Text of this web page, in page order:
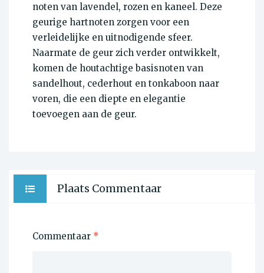
noten van lavendel, rozen en kaneel. Deze
geurige hartnoten zorgen voor een
verleidelijke en uitnodigende sfeer.
Naarmate de geur zich verder ontwikkelt,
komen de houtachtige basisnoten van
sandelhout, cederhout en tonkaboon naar
voren, die een diepte en elegantie
toevoegen aan de geur.
Plaats Commentaar
Commentaar *